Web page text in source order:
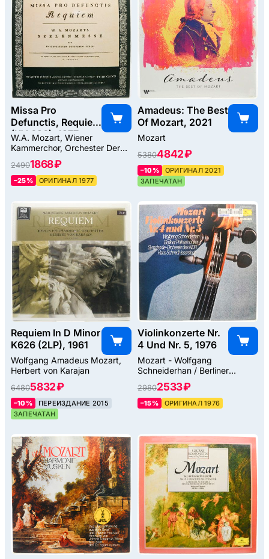
Missa Pro
Defunctis, Requiem
(KV 626), 1977
W.A. Mozart, Wiener
Kammerchor, Orchester Der
Wiener Staatsoper, Pierre
Colombo
24901868 ₽
–25% ОРИГИНАЛ 1977
Amadeus: The Best
Of Mozart, 2021
Mozart
53804842 ₽
–10%
ОРИГИНАЛ 2021
ЗАПЕЧАТАН
Requiem In D Minor
K626 (2LP), 1961
Wolfgang Amadeus Mozart,
Herbert von Karajan
64805832 ₽
–10%
ПЕРЕИЗДАНИЕ 2015
ЗАПЕЧАТАН
Violinkonzerte Nr.
4 Und Nr. 5, 1976
Mozart - Wolfgang
Schneiderhan / Berliner
Philharmoniker, Symphonie-
Orchester Des NDR, Hans
Schmidt-Isserstedt
29802533 ₽
–15% ОРИГИНАЛ 1976